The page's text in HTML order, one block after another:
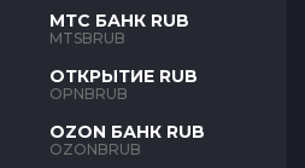
МТС БАНК RUB
MTSBRUB
ОТКРЫТИЕ RUB
OPNBRUB
OZON БАНК RUB
OZONBRUB